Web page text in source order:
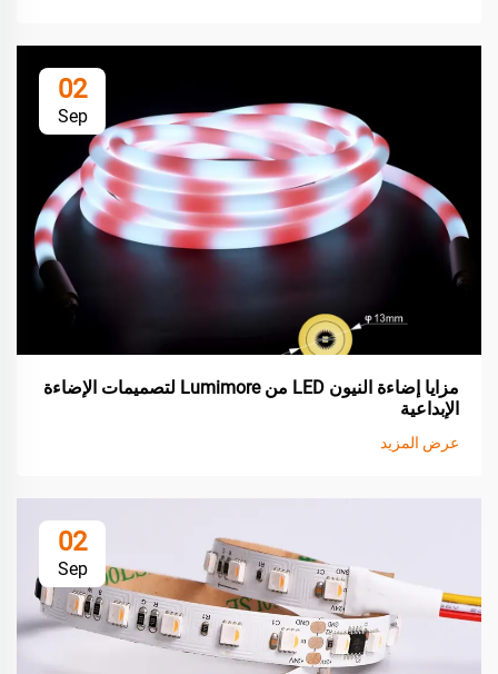
02
Sep
مزايا إضاءة النيون LED من Lumimore لتصميمات الإضاءة
الإبداعية
عرض المزيد
02
Sep